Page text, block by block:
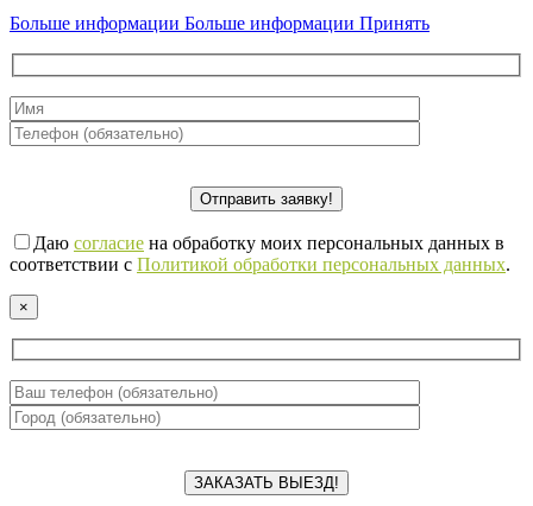
Больше информации Больше информации Принять
Даю согласие на обработку моих персональных данных в
соответствии с Политикой обработки персональных данных.
×